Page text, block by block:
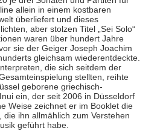
allein in einem kostbaren
überliefert und dieses
aber stolzen Titel „Sei Solo“
waren über hundert Jahre
sie der Geiger Joseph Joachim
gleichsam wiederentdeckte.
die sich seitdem der
stellten, reihte
geborene griechisch-
ein, der seit 2006 in Düsseldorf
Weise zeichnet er im Booklet die
die ihn allmählich zum Verstehen
geführt habe.